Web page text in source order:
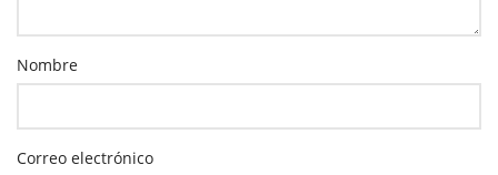
Nombre
Correo electrónico